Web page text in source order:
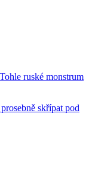
ruské monstrum
skřípat pod